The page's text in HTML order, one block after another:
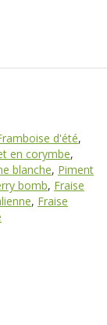
d'été,
en corymbe,
blanche, Piment
bomb, Fraise
, Fraise